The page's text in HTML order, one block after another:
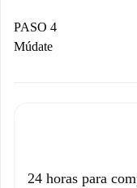
contacto con el
Si es rechazada:
Prueba
PASO 4
Múdate
no nos
24 horas para